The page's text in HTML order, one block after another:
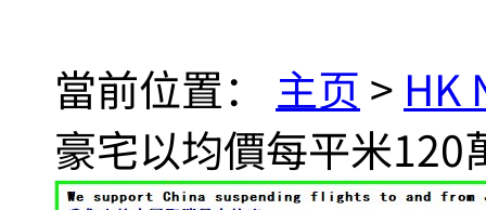
當前位置： 主页 > HK
豪宅以均價每平米